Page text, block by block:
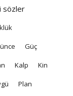
sözler
Güç
Kalp Kin
Plan